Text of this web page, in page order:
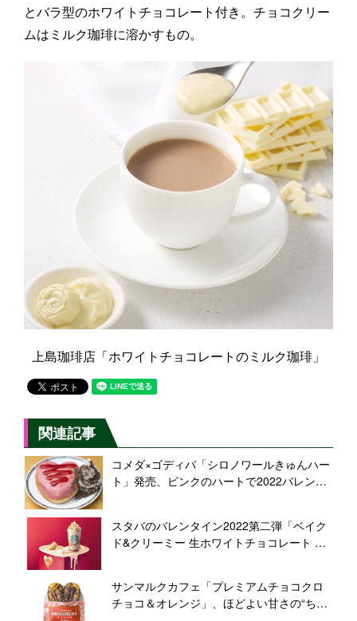
とバラ型のホワイトチョコレート付き。チョコクリー
ムはミルク珈琲に溶かすもの。
上島珈琲店「ホワイトチョコレートのミルク珈琲」
関連記事
コメダ×ゴディバ「シロノワールきゅんハー
ト」発売、ピンクのハートで2022バレンタ
スタバのバレンタイン2022第二弾「ベイク
ド&クリーミー 生ホワイトチョコレート フ
サンマルクカフェ「プレミアムチョコクロ
チョコ＆オレンジ」、ほどよい甘さの“ちょ